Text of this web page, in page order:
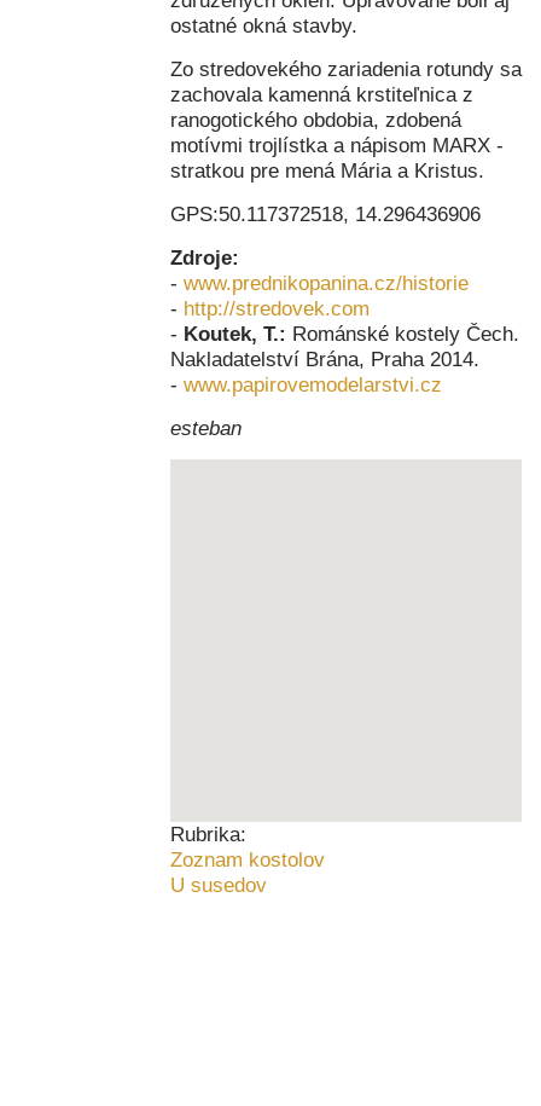
ostatné okná stavby.
Zo stredovekého zariadenia rotundy sa
zachovala kamenná krstiteľnica z
ranogotického obdobia, zdobená
motívmi trojlístka a nápisom MARX -
stratkou pre mená Mária a Kristus.
GPS:50.117372518, 14.296436906
Zdroje:
- www.prednikopanina.cz/historie
- http://stredovek.com
- Koutek, T.: Románské kostely Čech.
Nakladatelství Brána, Praha 2014.
- www.papirovemodelarstvi.cz
esteban
Rubrika:
Zoznam kostolov
U susedov